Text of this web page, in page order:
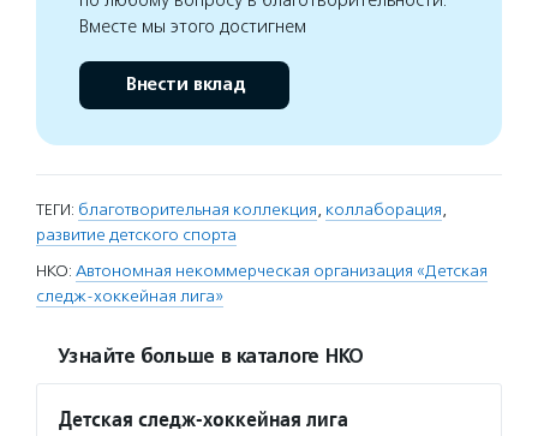
Вместе мы этого достигнем
Внести вклад
ТЕГИ: благотворительная коллекция, коллаборация,
развитие детского спорта
НКО: Автономная некоммерческая организация «Детская
следж-хоккейная лига»
Узнайте больше в каталоге НКО
Детская следж-хоккейная лига